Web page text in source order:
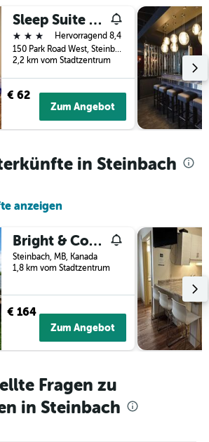
Sleep Suite Motel
3 Sterne
Hervorragend 8,4
150 Park Road West, Steinbach, MB, Kanada
2,2 km vom Stadtzentrum
€ 62
Zum Angebot
in Steinbach
anzeigen
Bright & Convenient b/w 2 Parks
Steinbach, MB, Kanada
1,8 km vom Stadtzentrum
€ 164
Zum Angebot
Fragen zu
in Steinbach